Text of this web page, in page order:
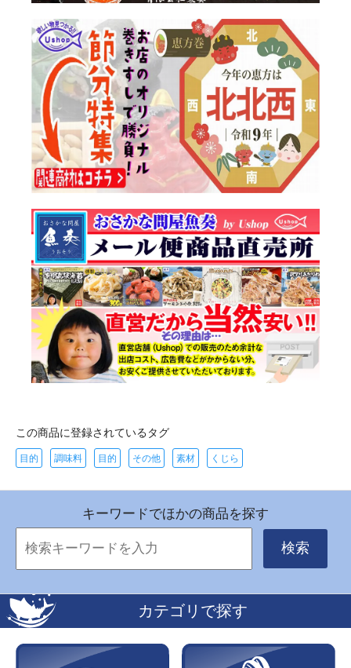
この商品に登録されているタグ
目的 調味料 目的 その他 素材 くじら
キーワードでほかの商品を探す
検索
カテゴリで探す